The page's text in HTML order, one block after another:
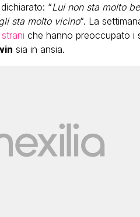
“Lui non sta molto
sta molto vicino“. La
che hanno preoccupato i
sia in ansia.